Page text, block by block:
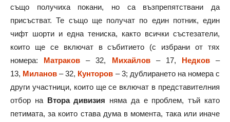
също получиха покани, но са възпрепятствани да
присъстват. Те също ще получат по един потник, един
чифт шорти и една тениска, както всички състезатели,
които ще се включат в събитието (с избрани от тях
номера: Матраков – 32, Михайлов– 17, Недков–
13, Миланов – 32, Кунторов – 3; дублирането на номера с
други участници, които ще се включат в представителния
отбор на Втора дивизия няма да е проблем, тъй като
петимата, за които става дума в момента, така или иначе